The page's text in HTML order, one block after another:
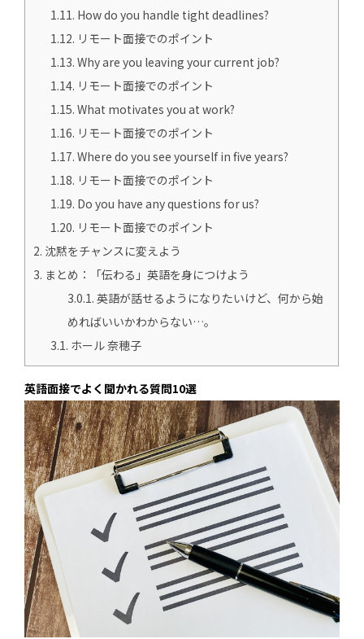
1.11. How do you handle tight deadlines?
1.12. リモート面接でのポイント
1.13. Why are you leaving your current job?
1.14. リモート面接でのポイント
1.15. What motivates you at work?
1.16. リモート面接でのポイント
1.17. Where do you see yourself in five years?
1.18. リモート面接でのポイント
1.19. Do you have any questions for us?
1.20. リモート面接でのポイント
2. 沈黙をチャンスに変えよう
3. まとめ：「伝わる」英語を身につけよう
3.0.1. 英語が話せるようになりたいけど、何から始
めればいいかわからない…。
3.1. ホール 奈穂子
英語面接でよく聞かれる質問10選